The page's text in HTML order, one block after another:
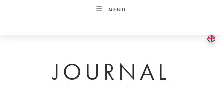
MENU
JOURNAL